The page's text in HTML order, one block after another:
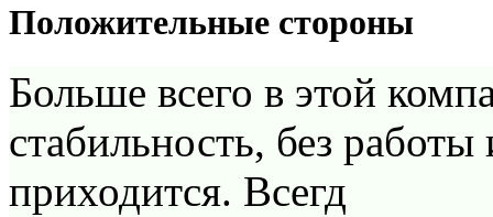
Положительные стороны
Больше всего в этой
стабильность, без
приходится. Всегд